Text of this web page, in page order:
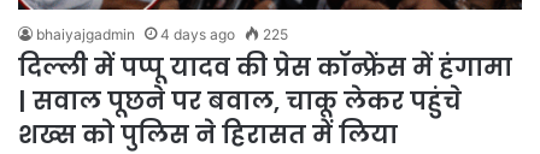
bhaiyajgadmin 4 days ago 225
दिल्ली में पप्पू यादव की प्रेस कॉन्फ्रेंस में हंगामा
| सवाल पूछने पर बवाल, चाकू लेकर पहुंचे
शख्स को पुलिस ने हिरासत में लिया